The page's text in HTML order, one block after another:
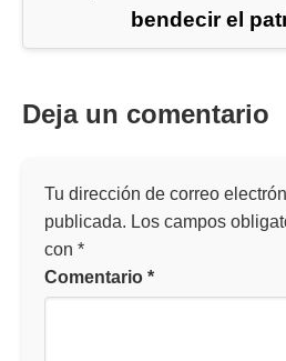
bendecir el
Deja un comentario
Tu dirección de correo
publicada. Los campos
con *
Comentario *